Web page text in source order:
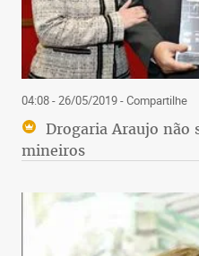
04:08 - 26/05/2019- Compartilhe
Drogaria Araujo não
mineiros